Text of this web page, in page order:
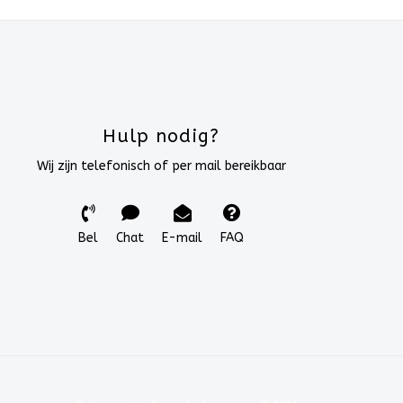
Hulp nodig?
Wij zijn telefonisch of per mail bereikbaar
Bel Chat E-mail FAQ